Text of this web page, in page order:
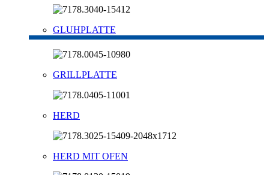
GLUHPLATTE
GRILLPLATTE
HERD
HERD MIT OFEN